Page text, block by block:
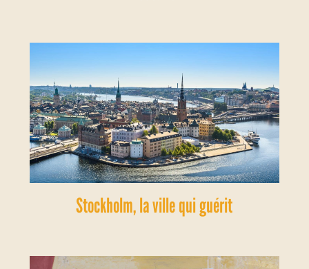
Stockholm, la ville qui guérit